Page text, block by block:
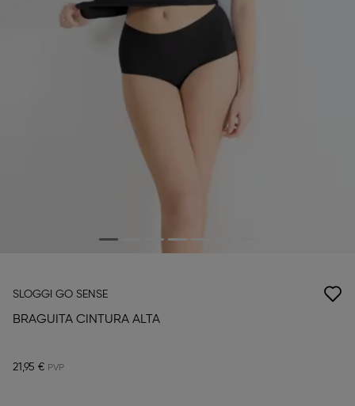
SLOGGI GO SENSE
BRAGUITA CINTURA ALTA
21,95 €